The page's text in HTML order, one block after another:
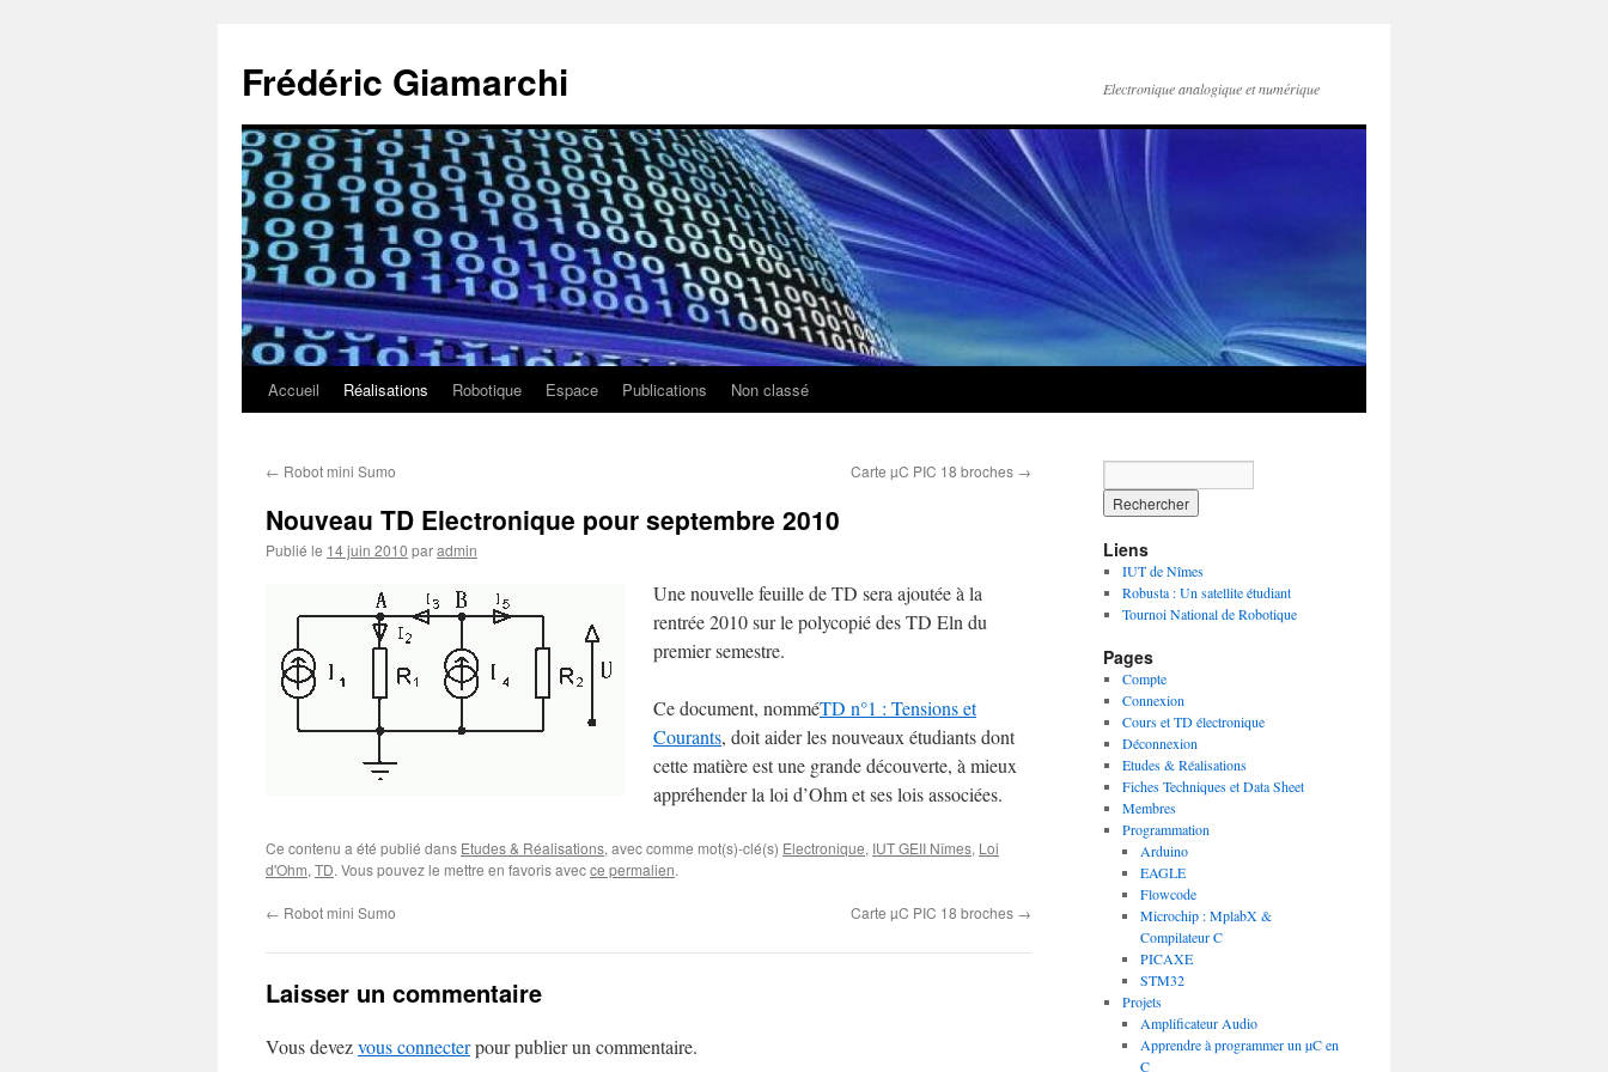
contenu
Frédéric Giamarchi Electronique analogique et numérique
Accueil Réalisations Robotique Espace Publications Non classé
← Robot mini Sumo Carte µC PIC 18 broches →
Nouveau TD Electronique pour septembre 2010
Publié le 14 juin 2010 paradmin
Une nouvelle feuille de TD sera ajoutée à la
rentrée 2010 sur le polycopié des TD Eln du
premier semestre.
Ce document, nomméTD n°1 : Tensions et
Courants, doit aider les nouveaux étudiants dont
cette matière est une grande découverte, à mieux
appréhender la loi d’Ohm et ses lois associées.
Ce contenu a été publié dans Etudes & Réalisations, avec comme mot(s)-clé(s) Electronique, IUT GEII Nîmes, Loi
d'Ohm, TD. Vous pouvez le mettre en favoris avecce permalien.
← Robot mini Sumo Carte µC PIC 18 broches →
Laisser un commentaire
Vous devezvous connecterpour publier un commentaire.
Liens
IUT de Nîmes
Robusta : Un satellite étudiant
Tournoi National de Robotique
Pages
Compte
Connexion
Cours et TD électronique
Déconnexion
Etudes & Réalisations
Fiches Techniques et Data Sheet
Membres
Programmation
Arduino
EAGLE
Flowcode
Microchip : MplabX &
Compilateur C
PICAXE
STM32
Projets
Amplificateur Audio
Apprendre à programmer un µC en
C